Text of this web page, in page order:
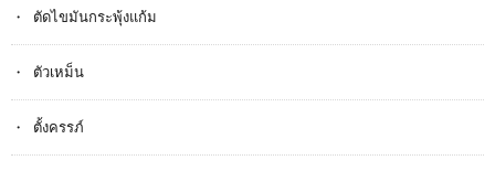
ตัดไขมันกระพุ้งแก้ม
ตัวเหม็น
ตั้งครรภ​์